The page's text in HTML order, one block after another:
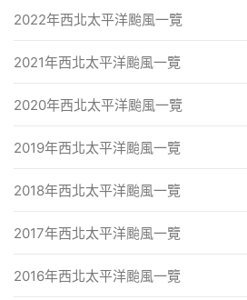
2022年西北太平洋颱風一覽
2021年西北太平洋颱風一覽
2020年西北太平洋颱風一覽
2019年西北太平洋颱風一覽
2018年西北太平洋颱風一覽
2017年西北太平洋颱風一覽
2016年西北太平洋颱風一覽